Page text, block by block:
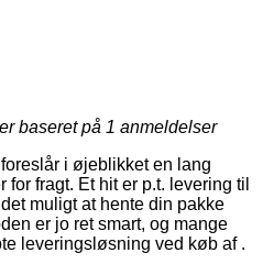
baseret på 1 anmeldelser
i øjeblikket en lang
fragt. Et hit er p.t. levering til
muligt at hente din pakke
er jo ret smart, og mange
leveringsløsning ved køb af .